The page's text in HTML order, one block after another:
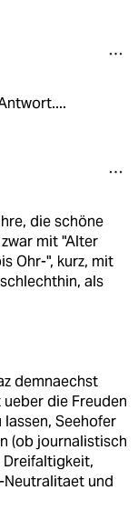
die schöne
mit "Alter
Ohr-", kurz, mit
als
demnaechst
die Freuden
Seehofer
(ob journalistisch
und